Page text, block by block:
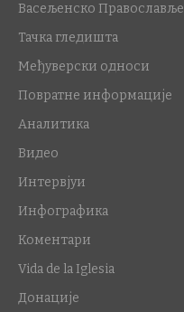
Васељенско Православље
Тачка гледишта
Међуверски односи
Повратне информације
Аналитика
Видео
Интервјуи
Инфографика
Коментари
Vida de la Iglesia
Донације